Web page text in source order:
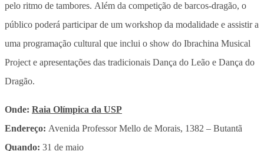
pelo ritmo de tambores. Além da competição de barcos-dragão, o
público poderá participar de um workshop da modalidade e assistir a
uma programação cultural que inclui o show do Ibrachina Musical
Project e apresentações das tradicionais Dança do Leão e Dança do
Dragão.
Onde: Raia Olímpica da USP
Endereço: Avenida Professor Mello de Morais, 1382 – Butantã
Quando: 31 de maio